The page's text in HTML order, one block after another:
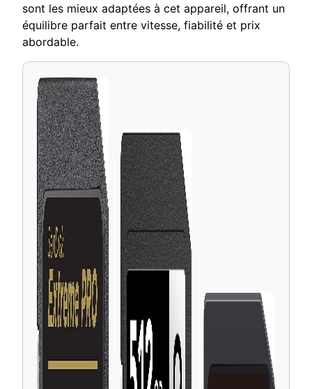
sont les mieux adaptées à cet appareil, offrant un
équilibre parfait entre vitesse, fiabilité et prix
abordable.